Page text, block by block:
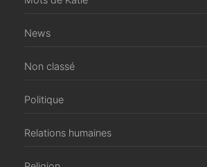
News
Non classé
Politique
Relations humaines